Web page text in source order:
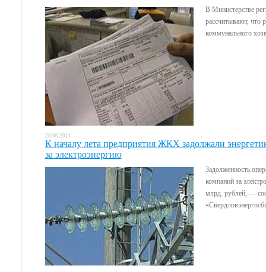
В Министерстве
рассчитывают, что
коммунального
28.06.2011
К началу лета предприятия ЖКХ задолжали
за электроэнергию
Задолженность
компаний за
млрд. рублей, —